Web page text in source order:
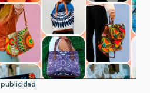
publicidad